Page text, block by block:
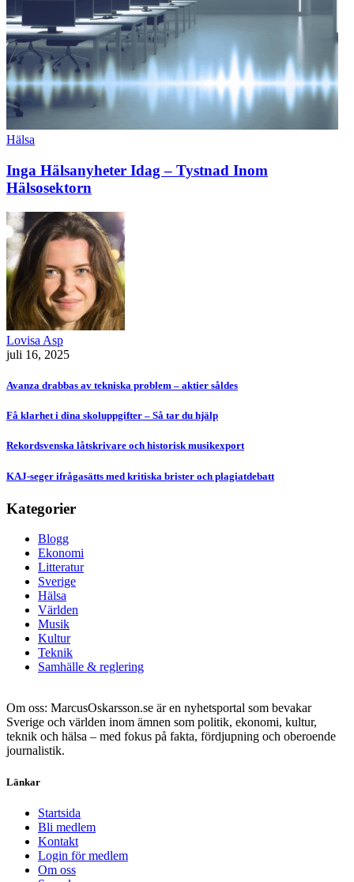
Hälsa
Inga Hälsanyheter Idag – Tystnad Inom
Hälsosektorn
Lovisa Asp
juli 16, 2025
Avanza drabbas av tekniska problem – aktier såldes
Få klarhet i dina skoluppgifter – Så tar du hjälp
Rekordsvenska låtskrivare och historisk musikexport
KAJ-seger ifrågasätts med kritiska brister och plagiatdebatt
Kategorier
Blogg
Ekonomi
Litteratur
Sverige
Hälsa
Världen
Musik
Kultur
Teknik
Samhälle & reglering
Om oss: MarcusOskarsson.se är en nyhetsportal som bevakar
Sverige och världen inom ämnen som politik, ekonomi, kultur,
teknik och hälsa – med fokus på fakta, fördjupning och oberoende
journalistik.
Länkar
Startsida
Bli medlem
Kontakt
Login för medlem
Om oss